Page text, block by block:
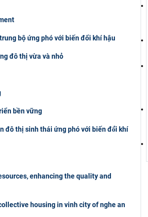
bộ ứng phó với biến đổi khí hậu
đô thị vừa và nhỏ
bền vững
đô thị sinh thái ứng phó với biến đổ̉i khí
enhancing the quality and
housing in vinh city of nghe an